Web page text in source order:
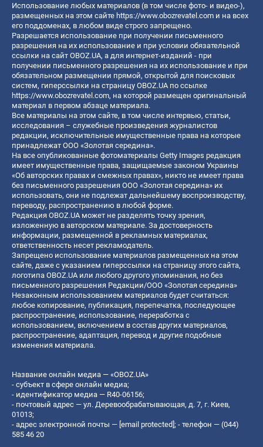
Использование любых материалов (в том числе фото- и видео-),
размещенных на этом сайте https://www.obozrevatel.com и на всех
его поддоменах, в любом виде строго запрещено.
Разрешается использование при получении письменного
разрешения на их использование и при условии обязательной
ссылки на сайт OBOZ.UA, а для интернет-изданий - при
получении письменного разрешения на их использование и при
обязательном размещении прямой, открытой для поисковых
систем, гиперссылки на страницу OBOZ.UA по ссылке
https://www.obozrevatel.com, на которой размещен оригинальный
материал в первом абзаце материала.
Все материалы на этом сайте, в том числе интервью, статьи,
исследования – служебные произведения журналистов
редакции, исключительные имущественные права на которые
принадлежат ООО «Золотая середина».
На все опубликованные фотоматериалы Getty Images редакция
имеет имущественные права, защищаемые законом Украины
«Об авторских правах и смежных правах», никто не имеет права
без письменного разрешения ООО «Золотая середина» их
использовать, они не подлежат дальнейшему воспроизводству,
переводу, распространению в любой форме.
Редакция OBOZ.UA может не разделять точку зрения,
изложенную в авторском материале. За достоверность
информации, размещенной в рекламных материалах,
ответственность несет рекламодатель.
Запрещено использование материалов размещенных на этом
сайте, даже с указанием гиперссылки на страницу этого сайта,
логотипа OBOZ.UA или любого другого упоминания, но без
письменного разрешения Редакции/ООО «Золотая середина»
Незаконным использованием материалов будет считаться:
любое копирование, публикация, перепечатка, последующее
распространение, использование, переработка с
использованием, включением в состав других материалов,
распространение, адаптация, перевод и другие подобные
изменения материала.
Название онлайн медиа — «OBOZ.UA»
- субъект в сфере онлайн медиа;
- идентификатор медиа — R40-06156;
- почтовый адрес — ул. Деревообрабатывающая, д. 7, г. Киев,
01013;
- адрес электронной почты — [email protected]; - телефон — (044)
585 46 20